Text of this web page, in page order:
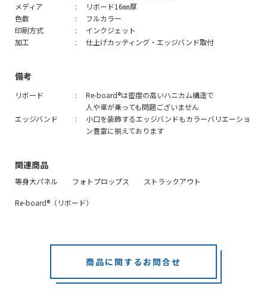
メディア
リボード16㎜厚
色数
フルカラー
印刷方式
インクジェット
加工
仕上げカッティング・エッジバンド取付
備考
リボード
Re-board®︎は密度の高いハニカム構造で
人や車が乗っても問題ございません
エッジバンド
小口を装飾するエッジバンドもカラーバリエーショ
ン豊富に揃えております
関連商品
等身大パネル フォトプロップス ストラックアウト
Re-board®（リボード）
商品に関するお問合せ